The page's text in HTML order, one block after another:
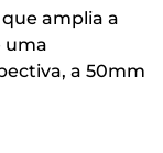
amplia a
uma
a 50mm